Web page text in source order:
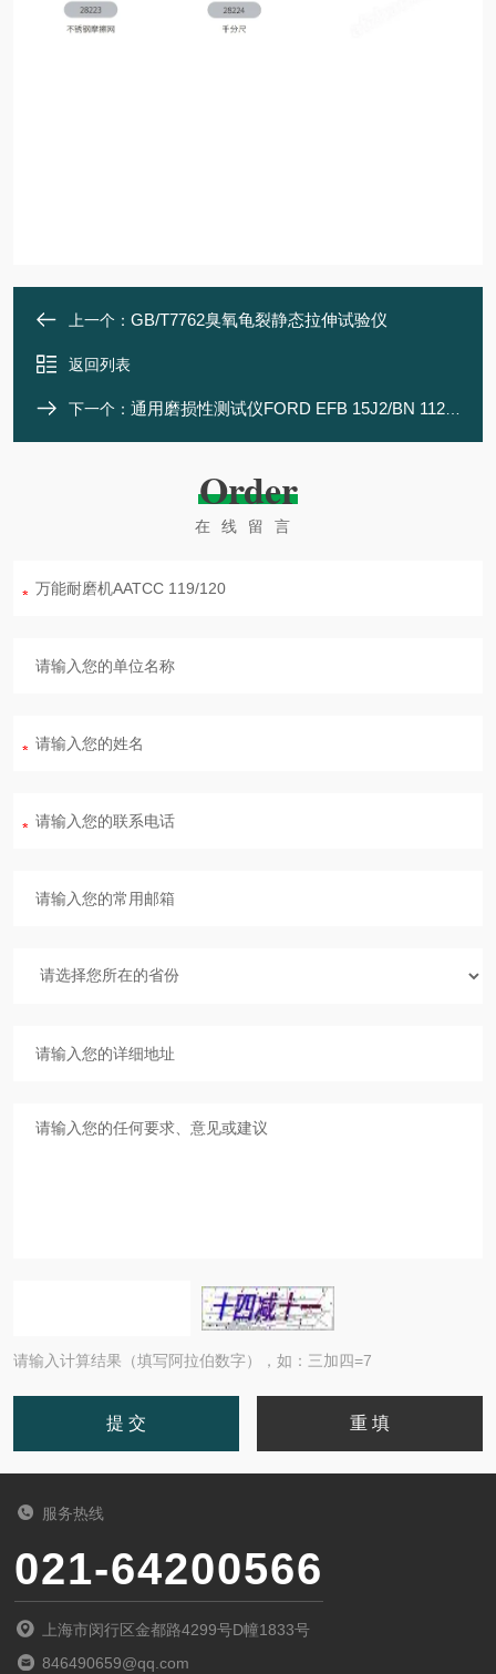
上一个： GB/T7762臭氧龟裂静态拉伸试验仪
返回列表
下一个： 通用磨损性测试仪FORD EFB 15J2/BN 112-01
Order
在线留言
请输入计算结果（填写阿拉伯数字），如：三加四=7
服务热线
021-64200566
上海市闵行区金都路4299号D幢1833号
846490659@qq.com